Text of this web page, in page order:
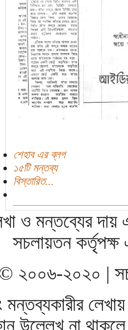
শেহাব এর ব্লগ
১৫টি মন্তব্য
বিস্তারিত...
ও মন্তব্যের দায়
সচলায়তন
© ২০০৬-২০২০ |
উল্লেখ না